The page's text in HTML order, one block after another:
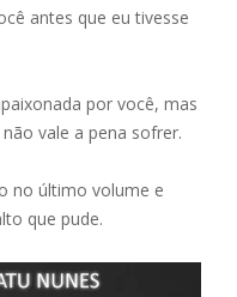
antes que eu tivesse
por você, mas
vale a pena sofrer.
no último volume e
que pude.